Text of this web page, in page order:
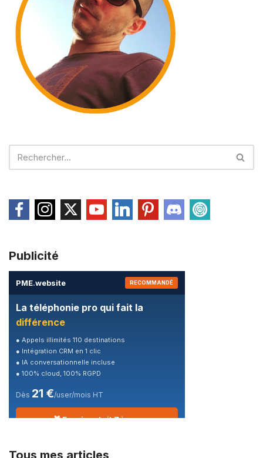
Publicité
PME.website RECOMMANDÉ
La téléphonie pro qui fait la
différence
● Appels illimités 110 destinations
● Intégration CRM en 1 clic
● IA conversationnelle incluse
● 100% cloud, 100% RGPD
Dès 21 €/user/mois HT
🎁 Essai gratuit 7 jours